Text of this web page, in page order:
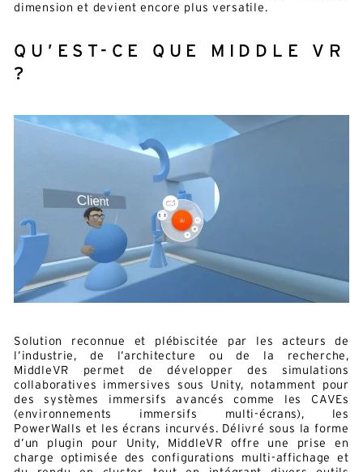
dimension et devient encore plus versatile.
QU’EST-CE QUE MIDDLE VR
?
Solution reconnue et plébiscitée par les acteurs de
l’industrie, de l’architecture ou de la recherche,
MiddleVR permet de développer des simulations
collaboratives immersives sous Unity, notamment pour
des systèmes immersifs avancés comme les CAVEs
(environnements immersifs multi-écrans), les
PowerWalls et les écrans incurvés. Délivré sous la forme
d’un plugin pour Unity, MiddleVR offre une prise en
charge optimisée des configurations multi-affichage et